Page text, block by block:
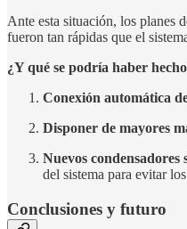
Ante esta situación, los planes
fueron tan rápidas que el
¿Y qué se podría haber
Conexión automática
Disponer de mayores
Nuevos condensadores
del sistema para evitar
Conclusiones y futuro